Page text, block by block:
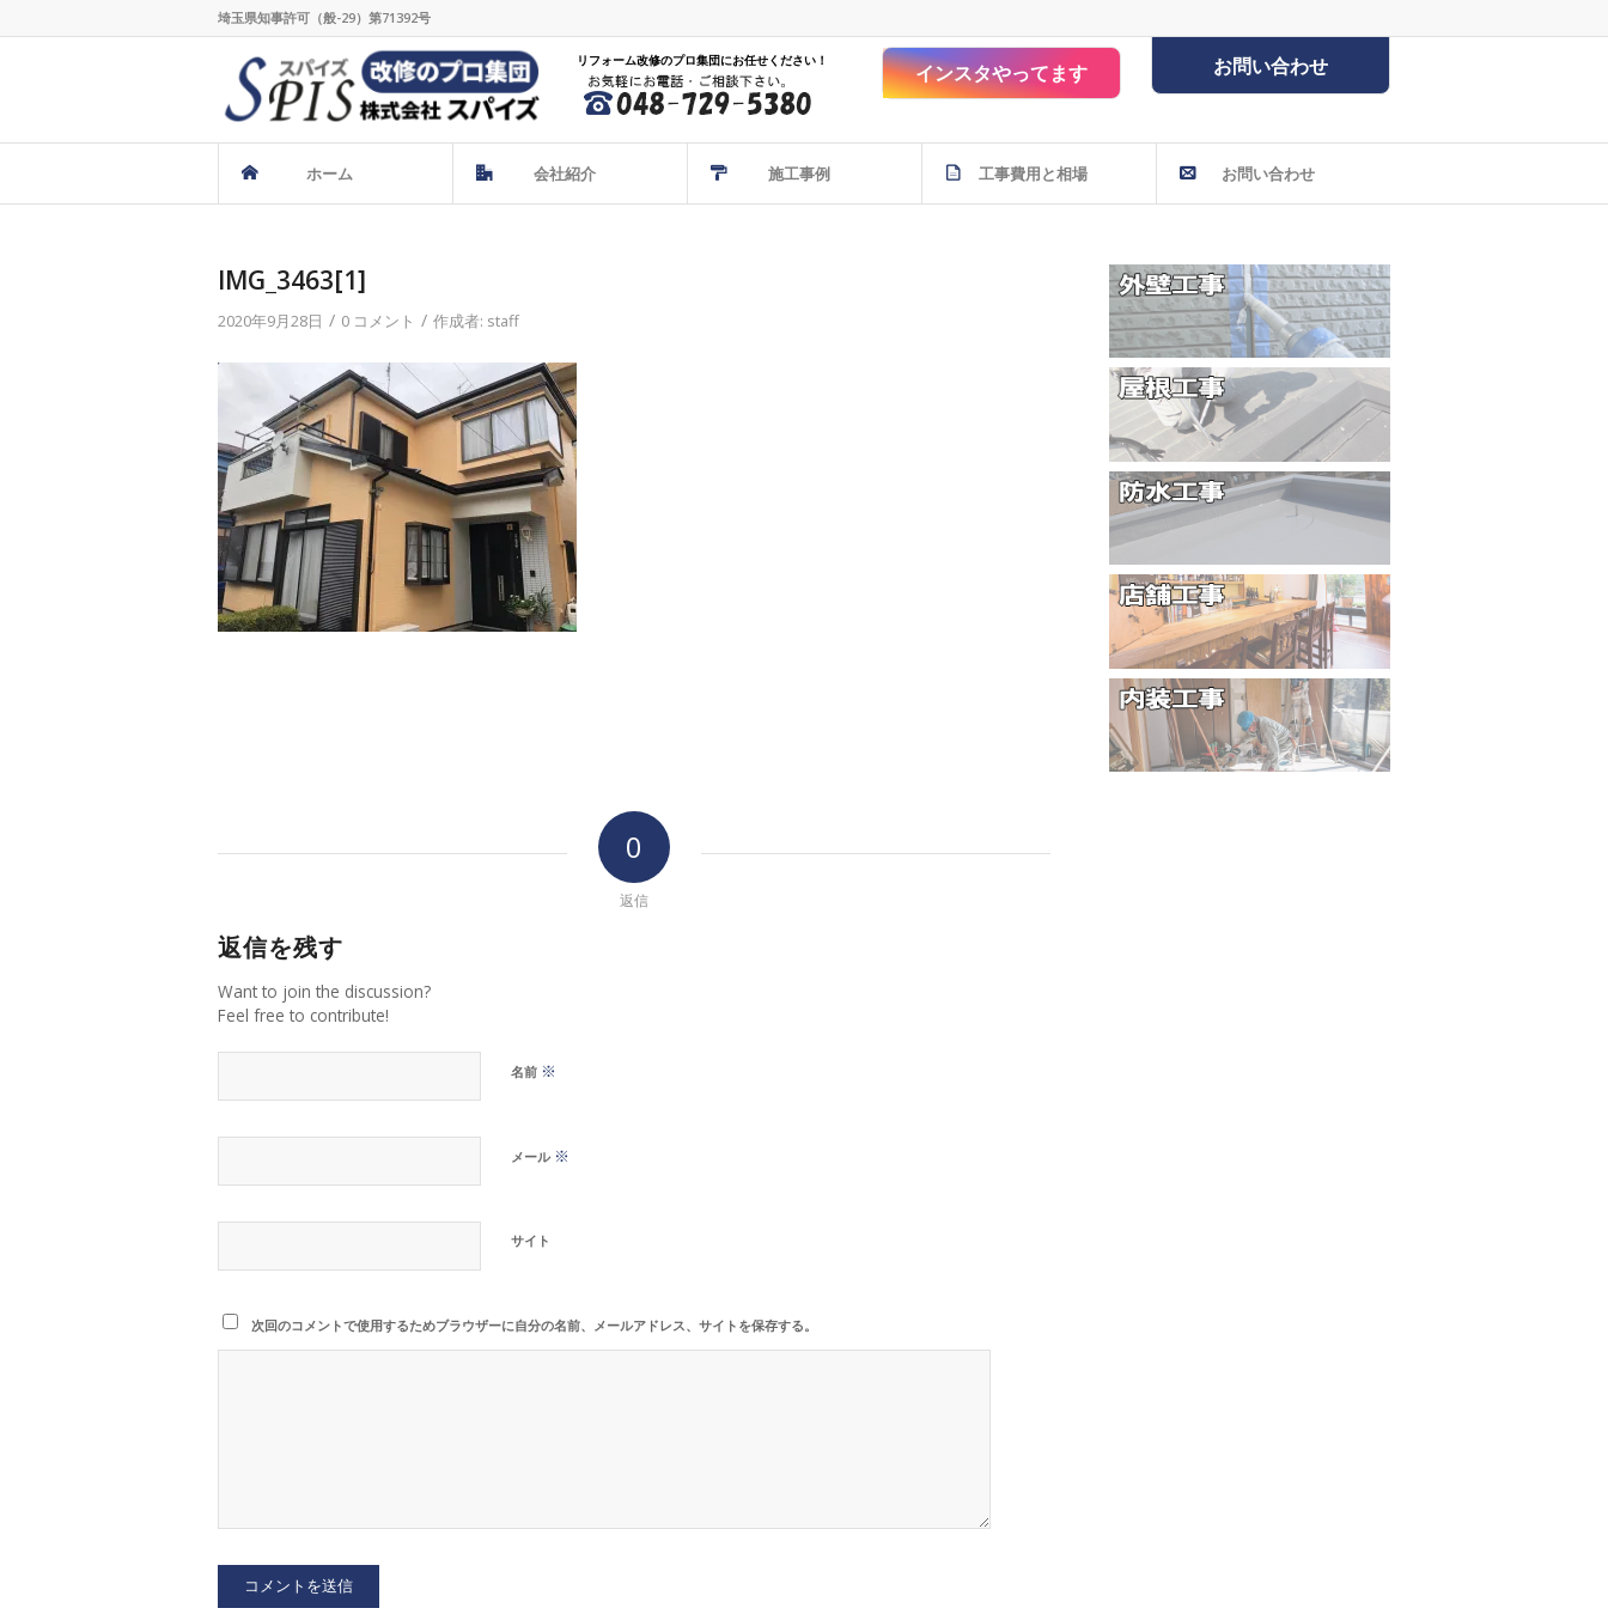
埼玉県知事許可（般-29）第71392号
リフォーム改修のプロ集団にお任せください！ お問い合わせ
インスタやってます
ホーム 会社紹介 施工事例 工事費用と相場 お問い合わせ
IMG_3463[1]
2020年9月28日 / 0 コメント / 作成者: staff
0
返信
返信を残す
Want to join the discussion?
Feel free to contribute!
名前 ※
メール ※
サイト
次回のコメントで使用するためブラウザーに自分の名前、メールアドレス、サイトを保存する。